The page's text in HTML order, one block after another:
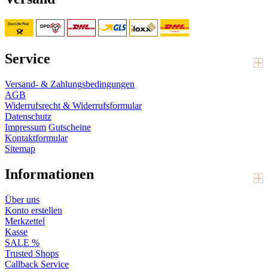
Service
Versand- & Zahlungsbedingungen
AGB
Widerrufsrecht & Widerrufsformular
Datenschutz
Impressum Gutscheine
Kontaktformular
Sitemap
Informationen
Über uns
Konto erstellen
Merkzettel
Kasse
SALE %
Trusted Shops
Callback Service